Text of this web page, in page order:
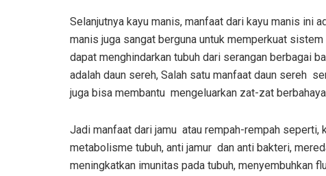
Selanjutnya kayu manis, manfaat dari kayu manis ini
manis juga sangat berguna untuk memperkuat
dapat menghindarkan tubuh dari serangan berbagai
adalah daun sereh, Salah satu manfaat daun sereh
juga bisa membantu mengeluarkan zat-zat
Jadi manfaat dari jamu atau rempah-rempah
metabolisme tubuh, anti jamur dan anti bakteri,
meningkatkan imunitas pada tubuh, menyembuhkan